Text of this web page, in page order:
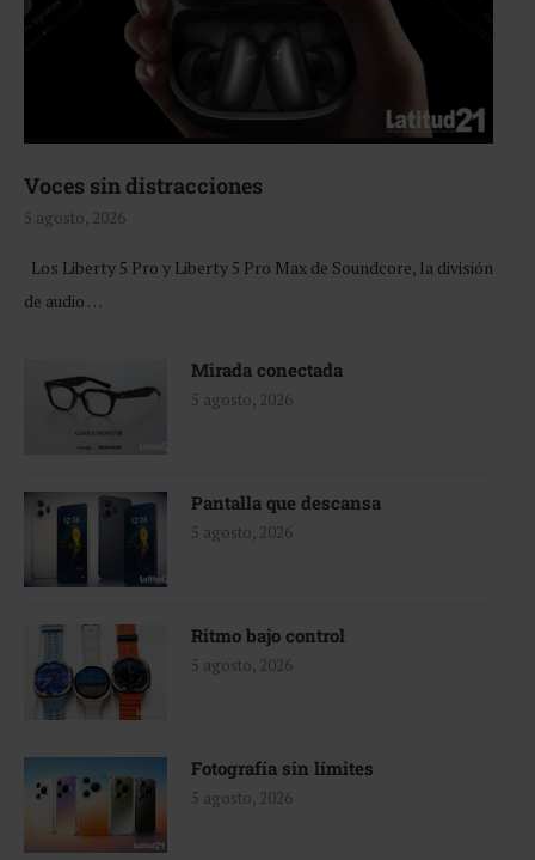
Voces sin distracciones
5 agosto, 2026
Los Liberty 5 Pro y Liberty 5 Pro Max de Soundcore, la división
de audio …
Mirada conectada
5 agosto, 2026
Pantalla que descansa
5 agosto, 2026
Ritmo bajo control
5 agosto, 2026
Fotografía sin límites
5 agosto, 2026